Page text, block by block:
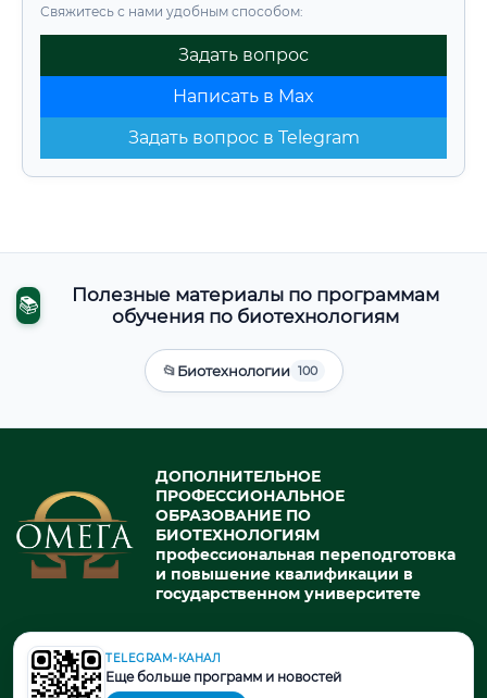
Свяжитесь с нами удобным способом:
Задать вопрос
Написать в Max
Задать вопрос в Telegram
📚
Полезные материалы по программам
обучения по биотехнологиям
📂Биотехнологии 100
ДОПОЛНИТЕЛЬНОЕ
ПРОФЕССИОНАЛЬНОЕ
ОБРАЗОВАНИЕ ПО
БИОТЕХНОЛОГИЯМ
профессиональная переподготовка
и повышение квалификации в
государственном университете
© 2026. При использовании материалов портала активная ссылка
на источник обязательна.
TELEGRAM-КАНАЛ
Еще больше программ и новостей